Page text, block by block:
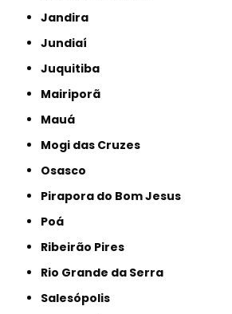
Jandira
Jundiaí
Juquitiba
Mairiporã
Mauá
Mogi das Cruzes
Osasco
Pirapora do Bom Jesus
Poá
Ribeirão Pires
Rio Grande da Serra
Salesópolis